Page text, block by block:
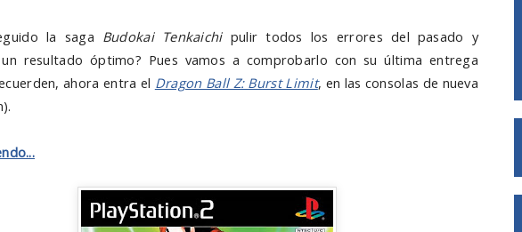
la saga Budokai Tenkaichipulir todos los errores del pasado y
resultado óptimo? Pues vamos a comprobarlo con su última entrega
ahora entra el Dragon Ball Z: Burst Limit, en las consolas de nueva
).